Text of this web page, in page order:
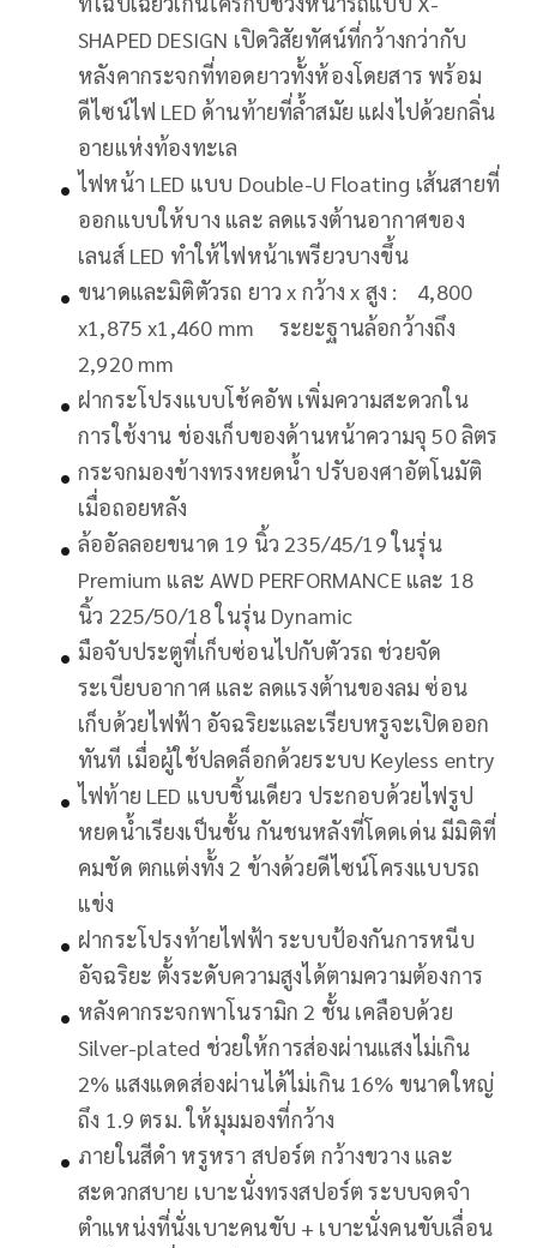
SHAPED DESIGN เปิดวิสัยทัศน์ที่กว้างกว่ากับ
หลังคากระจกที่ทอดยาวทั้งห้องโดยสาร พร้อม
ดีไซน์ไฟ LED ด้านท้ายที่ล้ำสมัย แฝงไปด้วยกลิ่น
อายแห่งท้องทะเล
ไฟหน้า LED แบบ Double-U Floating เส้นสายที่
ออกแบบให้บาง และ ลดแรงต้านอากาศของ
เลนส์ LED ทำให้ไฟหน้าเพรียวบางขึ้น
ขนาดและมิติตัวรถ ยาว x กว้าง x สูง : 4,800
x1,875 x1,460 mm ระยะฐานล้อกว้างถึง
2,920 mm
ฝากระโปรงแบบโช้คอัพ เพิ่มความสะดวกใน
การใช้งาน ช่องเก็บของด้านหน้าความจุ 50 ลิตร
กระจกมองข้างทรงหยดน้ำ ปรับองศาอัตโนมัติ
เมื่อถอยหลัง
ล้ออัลลอยขนาด 19 นิ้ว 235/45/19 ในรุ่น
Premium และ AWD PERFORMANCE และ 18
นิ้ว 225/50/18 ในรุ่น Dynamic
มือจับประตูที่เก็บซ่อนไปกับตัวรถ ช่วยจัด
ระเบียบอากาศ และ ลดแรงต้านของลม ซ่อน
เก็บด้วยไฟฟ้า อัจฉริยะและเรียบหรูจะเปิดออก
ทันที เมื่อผู้ใช้ปลดล็อกด้วยระบบ Keyless entry
ไฟท้าย LED แบบชิ้นเดียว ประกอบด้วยไฟรูป
หยดน้ำเรียงเป็นชั้น กันชนหลังที่โดดเด่น มีมิติที่
คมชัด ตกแต่งทั้ง 2 ข้างด้วยดีไซน์โครงแบบรถ
แข่ง
ฝากระโปรงท้ายไฟฟ้า ระบบป้องกันการหนีบ
อัจฉริยะ ตั้งระดับความสูงได้ตามความต้องการ
หลังคากระจกพาโนรามิก 2 ชั้น เคลือบด้วย
Silver-plated ช่วยให้การส่องผ่านแสงไม่เกิน
2% แสงแดดส่องผ่านได้ไม่เกิน 16% ขนาดใหญ่
ถึง 1.9 ตรม. ให้มุมมองที่กว้าง
ภายในสีดำ หรูหรา สปอร์ต กว้างขวาง และ
สะดวกสบาย เบาะนั่งทรงสปอร์ต ระบบจดจำ
ตำแหน่งที่นั่งเบาะคนขับ + เบาะนั่งคนขับเลื่อน